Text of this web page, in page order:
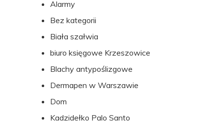
Alarmy
Bez kategorii
Biała szałwia
biuro księgowe Krzeszowice
Blachy antypoślizgowe
Dermapen w Warszawie
Dom
Kadzidełko Palo Santo